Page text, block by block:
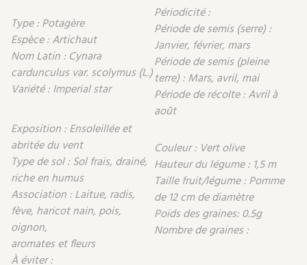
Conception et gros oeuvre
Matériaux écologiques
Gestion de l’eau
Entretien de la maison
Décoration et petit bricolage
Santé et bien-être
Trocs & petites annonces
Appels à témoignage
Liste des pépiniéristes
Mieux consommer
Type : Potagère
Espèce : Artichaut
Nom Latin : Cynara
cardunculus var. scolymus (L.)
Variété : Imperial star
Périodicité :
Période de semis (serre) :
Janvier, février, mars
Période de semis (pleine
terre) : Mars, avril, mai
Période de récolte : Avril à
août
Exposition : Ensoleillée et
abritée du vent
Type de sol : Sol frais, drainé,
riche en humus
Association : Laitue, radis,
fève, haricot nain, pois,
oignon,
aromates et fleurs
À éviter :
Couleur : Vert olive
Hauteur du légume : 1,5 m
Taille fruit/légume : Pomme
de 12 cm de diamètre
Poids des graines: 0.5g
Nombre de graines :